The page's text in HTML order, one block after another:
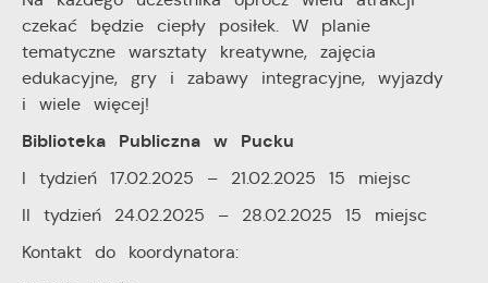
czekać będzie ciepły posiłek. W planie
tematyczne warsztaty kreatywne, zajęcia
edukacyjne, gry i zabawy integracyjne, wyjazdy
i wiele więcej!
Biblioteka Publiczna w Pucku
I tydzień 17.02.2025 – 21.02.2025 15 miejsc
II tydzień 24.02.2025 – 28.02.2025 15 miejsc
Kontakt do koordynatora:
upodobań oraz Twoich zwyczajów dotyczących
przeglądanej witryny internetowej. Treści promocyjne
mogą pojawić się na stronach podmiotów trzecich lub
firm będących naszymi partnerami oraz innych
dostawców usług. Firmy te działają w charakterze
pośredników prezentujących nasze treści w postaci
wiadomości, ofert, komunikatów mediów